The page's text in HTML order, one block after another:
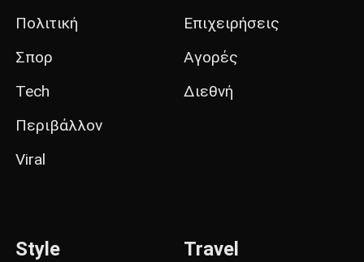
Πολιτική
Σπορ
Tech
Περιβάλλον
Viral
Επιχειρήσεις
Αγορές
Διεθνή
Style Travel